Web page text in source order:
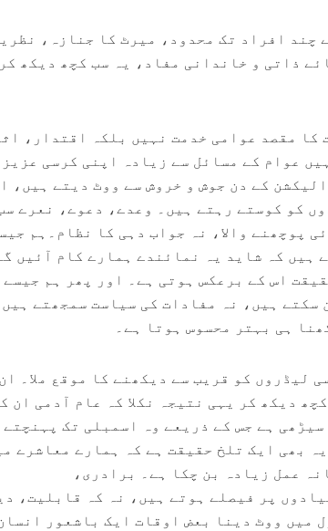
چند افراد تک محدود، میرٹ کا جنازہ،
ذاتی و خاندانی مفاد، یہ سب کچھ دیکھ
کا مقصد عوامی خدمت نہیں بلکہ اقتدار،
عوام کے مسائل سے زیادہ اپنی کرسی
کے دن جوش و خروش سے ووٹ دیتے ہیں،
کو کوستے رہتے ہیں۔ وعدے، دعوے، نعرے
پوچھنے والا، نہ جواب دہی کا نظام۔ہم
ہیں کہ شاید یہ نمائندے ہمارے کام آئیں
اس کے برعکس ہوتی ہے۔ اور پھر ہم جیسے
سکتے ہیں، نہ مفادات کی سیاست سمجھتے
ہی بہتر محسوس ہوتا ہے۔
لیڈروں کو قریب سے دیکھنے کا موقع ملا۔
دیکھ کر یہی نتیجہ نکلا کہ عام آدمی ان
ہے جس کے ذریعے وہ اسمبلی تک
بھی ایک تلخ حقیقت ہے کہ ہمارے معاشرے
عمل زیادہ بن چکا ہے۔ برادری،
پر فیصلے ہوتے ہیں، نہ کہ قابلیت،
میں ووٹ دینا بعض اوقات ایک باشعور